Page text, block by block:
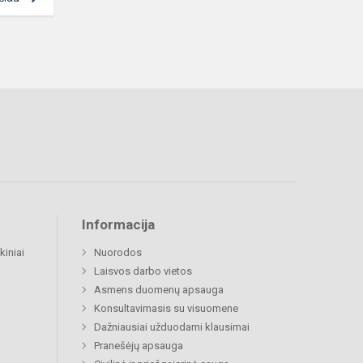
Informacija
Nuorodos
Laisvos darbo vietos
Asmens duomenų apsauga
Konsultavimasis su visuomene
Dažniausiai užduodami klausimai
Pranešėjų apsauga